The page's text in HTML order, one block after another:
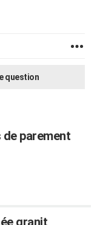
question
parement
granit